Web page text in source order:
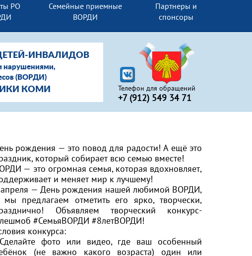
РО
Семейные приемные
ВОРДИ
Партнеры и
спонсоры
Телефон для обращений
+7 (912) 549 34 71
ИНВАЛИДОВ
нарушениями,
(ВОРДИ)
КОМИ
рождения — это повод для радости! А ещё это
который собирает всю семью вместе!
— это огромная семья, которая вдохновляет,
и меняет мир к лучшему!
— День рождения нашей любимой ВОРДИ,
предлагаем отметить его ярко, творчески,
Объявляем творческий конкурс-
#СемьяВОРДИ #8летВОРДИ!
конкурса:
фото или видео, где ваш особенный
(не важно какого возраста) один или